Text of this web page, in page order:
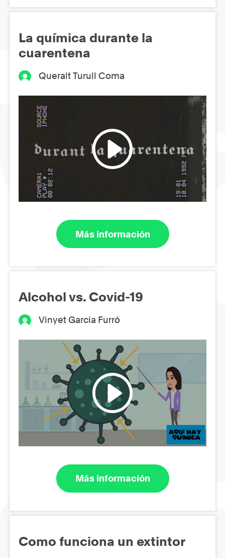
La química durante la
cuarentena
Queralt Turull Coma
Más información
Alcohol vs. Covid-19
Vinyet Garcia Furró
Más información
Como funciona un extintor